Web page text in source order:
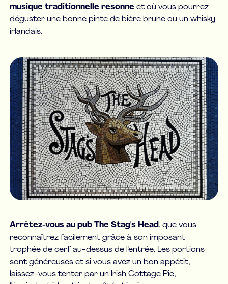
musique traditionnelle résonne et où vous pourrez
déguster une bonne pinte de bière brune ou un whisky
irlandais.
Arrêtez-vous au pub The Stag's Head, que vous
reconnaîtrez facilement grâce à son imposant
trophée de cerf au-dessus de l'entrée. Les portions
sont généreuses et si vous avez un bon appétit,
laissez-vous tenter par un Irish Cottage Pie,